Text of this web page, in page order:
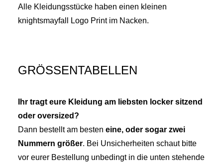
Alle Kleidungsstücke haben einen kleinen
knightsmayfall Logo Print im Nacken.
GRÖSSENTABELLEN
Ihr tragt eure Kleidung am liebsten locker sitzend
oder oversized?
Dann bestellt am besten eine, oder sogar zwei
Nummern größer. Bei Unsicherheiten schaut bitte
vor eurer Bestellung unbedingt in die unten stehende